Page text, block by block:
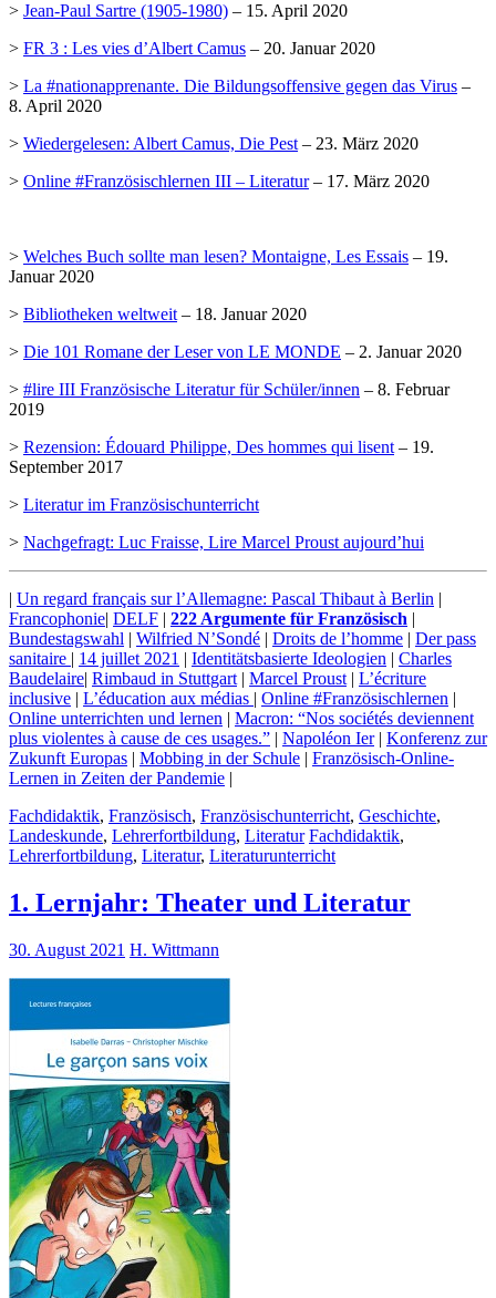
> Jean-Paul Sartre (1905-1980) – 15. April 2020
> FR 3 : Les vies d’Albert Camus – 20. Januar 2020
> La #nationapprenante. Die Bildungsoffensive gegen das Virus –
8. April 2020
> Wiedergelesen: Albert Camus, Die Pest – 23. März 2020
> Online #Französischlernen III – Literatur– 17. März 2020
> Welches Buch sollte man lesen? Montaigne, Les Essais – 19.
Januar 2020
> Bibliotheken weltweit – 18. Januar 2020
> Die 101 Romane der Leser von LE MONDE – 2. Januar 2020
> #lire III Französische Literatur für Schüler/innen – 8. Februar
2019
> Rezension: Édouard Philippe, Des hommes qui lisent – 19.
September 2017
> Literatur im Französischunterricht
> Nachgefragt: Luc Fraisse, Lire Marcel Proust aujourd’hui
| Un regard français sur l’Allemagne: Pascal Thibaut à Berlin |
Francophonie| DELF | 222 Argumente für Französisch |
Bundestagswahl | Wilfried N’Sondé | Droits de l’homme | Der pass
sanitaire | 14 juillet 2021 | Identitätsbasierte Ideologien | Charles
Baudelaire| Rimbaud in Stuttgart | Marcel Proust | L’écriture
inclusive | L’éducation aux médias | Online #Französischlernen |
Online unterrichten und lernen | Macron: “Nos sociétés deviennent
plus violentes à cause de ces usages.” | Napoléon Ier| Konferenz zur
Zukunft Europas | Mobbing in der Schule | Französisch-Online-
Lernen in Zeiten der Pandemie |
Fachdidaktik, Französisch, Französischunterricht, Geschichte,
Landeskunde, Lehrerfortbildung, Literatur Fachdidaktik,
Lehrerfortbildung, Literatur, Literaturunterricht
1. Lernjahr: Theater und Literatur
30. August 2021 H. Wittmann